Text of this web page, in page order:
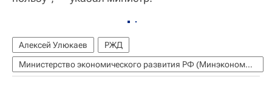
Алексей Улюкаев
РЖД
Министерство экономического развития РФ (Минэкономразвития России)